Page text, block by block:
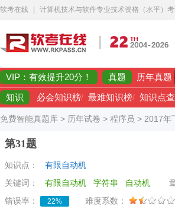
软考在线 计算机技术与软件专业技术资格（水平）
VIP：有效提升20分！ 真题 历年真题
知识 必会知识榜/ 最难知识榜/ 知识点
免费智能真题库 > 历年试卷 > 程序员 > 2017年
第31题
知识点：
有限自动机
关键词：
有限自动机 字符串 自动机
错误率：
22% 难度系数：